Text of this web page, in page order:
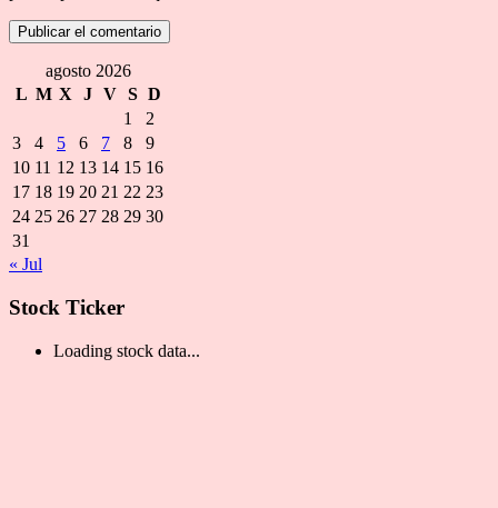
agosto 2026
L M X J V S D
1
2
3
4 5 6 7 8
9
10 11 12 13 14 15 16
17 18 19 20 21 22 23
24 25 26 27 28 29 30
31
« Jul
Stock Ticker
Loading stock data...